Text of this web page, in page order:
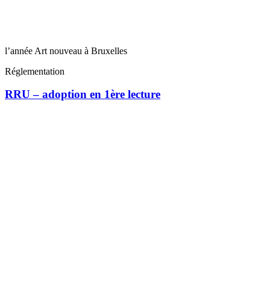
l’année Art nouveau à Bruxelles
Réglementation
RRU – adoption en 1ère lecture